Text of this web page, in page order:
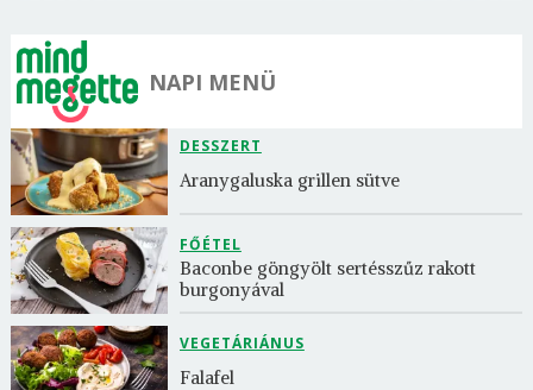
NAPI MENÜ
DESSZERT
Aranygaluska grillen sütve
FŐÉTEL
Baconbe göngyölt sertésszűz rakott
burgonyával
VEGETÁRIÁNUS
Falafel